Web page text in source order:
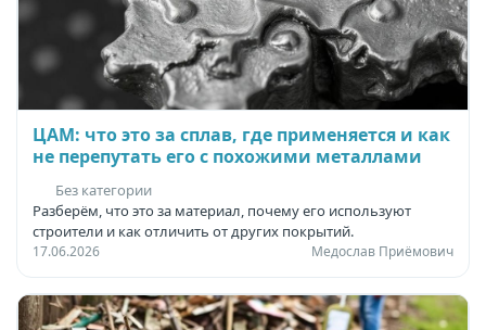
ЦАМ: что это за сплав, где применяется и как
не перепутать его с похожими металлами
Без категории
Разберём, что это за материал, почему его используют
строители и как отличить от других покрытий.
17.06.2026 Медослав Приёмович